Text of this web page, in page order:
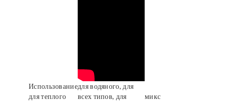
Использование
для теплого
для водяного, для
всех типов, для
микс